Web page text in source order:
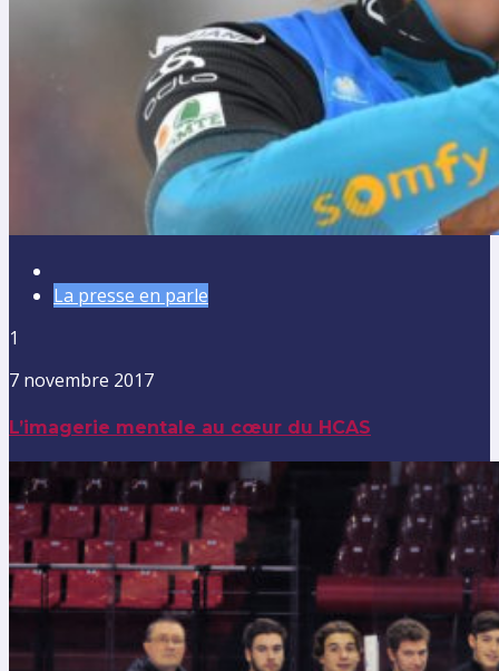
La presse en parle
1
7 novembre 2017
L’imagerie mentale au cœur du HCAS